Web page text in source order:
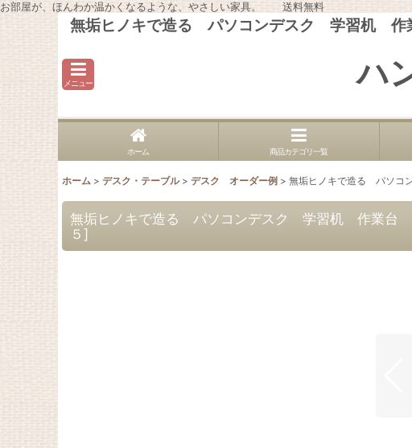
お部屋が、ほんわか温かくなるような、やさしい家具。 送料無料
無垢ヒノキで造る パソコンデスク 学習机
メニュー ハ
ホーム 商品カテゴリ一覧
ホーム > デスク・テーブル > デスク オーダー例 > 無垢ヒノキで造る パソ
無垢ヒノキで造る パソコンデスク 学習机 作業
５]